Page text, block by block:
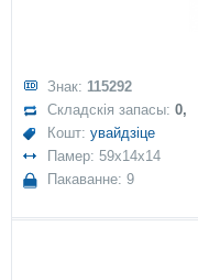
Знак: 115292
Складскія запасы:0,
Кошт:увайдзіце
Памер: 59x14x14
Пакаванне: 9